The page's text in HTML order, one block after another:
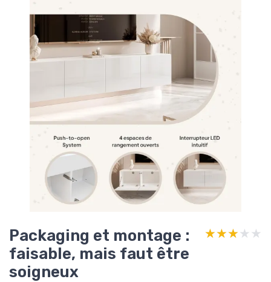
Packaging et montage :
faisable, mais faut être
soigneux
★★★★★
★★★★★